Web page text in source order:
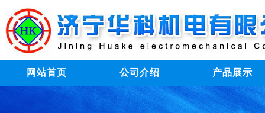
网站首页 公司介绍 产品展示